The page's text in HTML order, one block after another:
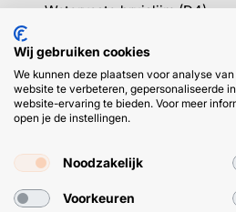
Watervaste bruislijm (D4)
⤷ met licht bruisend effect
Snelle krachtopbouw
Temperatuurbestendig
Na circa 3 uur 100% uitgehard
Hecht prima op vochtige
Bestand tegen chemicaliën
Wij gebruiken cookies
We kunnen deze plaatsen voor analyse
website te verbeteren, gepersonaliseerde
website-ervaring te bieden. Voor meer
open je de instellingen.
Noodzakelijk
Voorkeuren